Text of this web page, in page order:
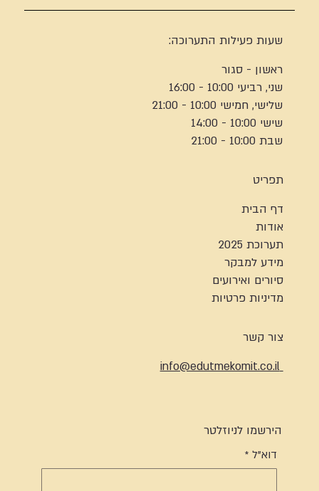
שעות פעילות התערוכה:
ראשון - סגור
שני, רביעי 10:00 - 16:00
שלישי, חמישי 10:00 - 21:00
שישי 10:00 - 14:00
שבת 10:00 - 21:00
תפריט
דף הבית
אודות
תערוכת 2025
מידע למבקר
סיורים ואירועים
מדיניות פרטיות
צור קשר
info@edutmekomit.co.il
הירשמו לניוזלטר
דוא"ל *